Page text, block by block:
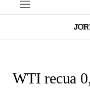
WTI recua